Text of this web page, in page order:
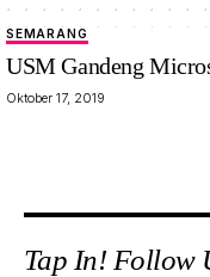
SEMARANG
USM Gandeng
Oktober 17, 2019
Tap In! Follow